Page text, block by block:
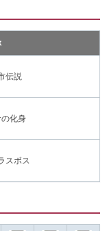
伝説
の化身
スボス